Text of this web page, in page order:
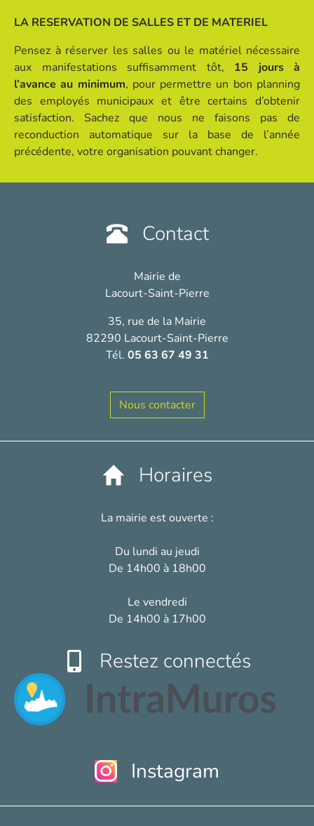
LA RESERVATION DE SALLES ET DE MATERIEL
Pensez à réserver les salles ou le matériel nécessaire
aux manifestations suffisamment tôt, 15 jours à
l’avance au minimum, pour permettre un bon planning
des employés municipaux et être certains d’obtenir
satisfaction. Sachez que nous ne faisons pas de
reconduction automatique sur la base de l’année
précédente, votre organisation pouvant changer.
Contact
Mairie de
Lacourt-Saint-Pierre
35, rue de la Mairie
82290 Lacourt-Saint-Pierre
Tél. 05 63 67 49 31
Nous contacter
Horaires
La mairie est ouverte :
Du lundi au jeudi
De 14h00 à 18h00
Le vendredi
De 14h00 à 17h00
Restez connectés
Instagram